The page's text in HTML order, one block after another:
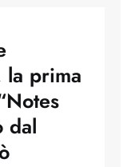
prima
dal